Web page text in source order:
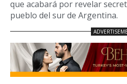
que acabará por revelar
pueblo del sur de Argentina.